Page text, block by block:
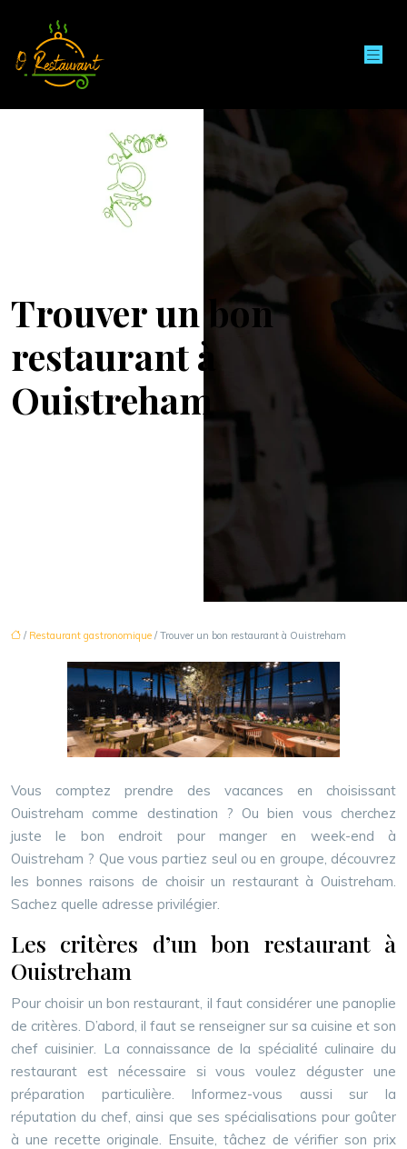
Trouver un bon
restaurant à
Ouistreham
/ Restaurant gastronomique / Trouver un bon restaurant à Ouistreham
Vous comptez prendre des vacances en choisissant
Ouistreham comme destination ? Ou bien vous cherchez
juste le bon endroit pour manger en week-end à
Ouistreham ? Que vous partiez seul ou en groupe, découvrez
les bonnes raisons de choisir un restaurant à Ouistreham.
Sachez quelle adresse privilégier.
Les critères d’un bon restaurant à
Ouistreham
Pour choisir un bon restaurant, il faut considérer une panoplie
de critères. D’abord, il faut se renseigner sur sa cuisine et son
chef cuisinier. La connaissance de la spécialité culinaire du
restaurant est nécessaire si vous voulez déguster une
préparation particulière. Informez-vous aussi sur la
réputation du chef, ainsi que ses spécialisations pour goûter
à une recette originale. Ensuite, tâchez de vérifier son prix